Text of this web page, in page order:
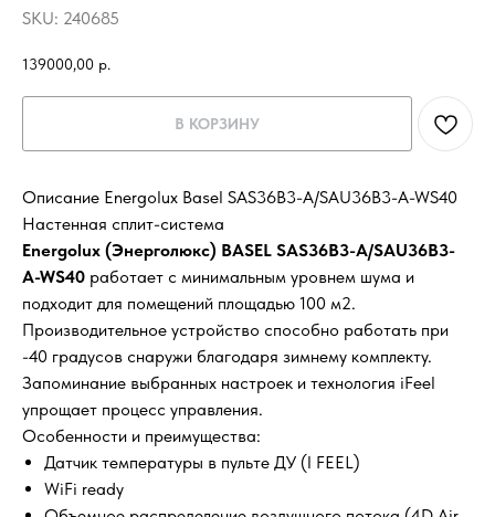
SKU: 240685
139000,00 р.
В КОРЗИНУ
Описание Energolux Basel SAS36B3-A/SAU36B3-A-WS40
Настенная сплит-система
Energolux (Энерголюкс) BASEL SAS36B3-A/SAU36B3-
A-WS40 работает с минимальным уровнем шума и
подходит для помещений площадью 100 м2.
Производительное устройство способно работать при
-40 градусов снаружи благодаря зимнему комплекту.
Запоминание выбранных настроек и технология iFeel
упрощает процесс управления.
Особенности и преимущества:
Датчик температуры в пульте ДУ (I FEEL)
WiFi ready